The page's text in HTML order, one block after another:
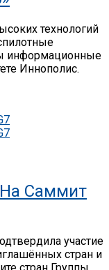
технологий
информационные
Иннополис.
На Саммит
участие
стран и